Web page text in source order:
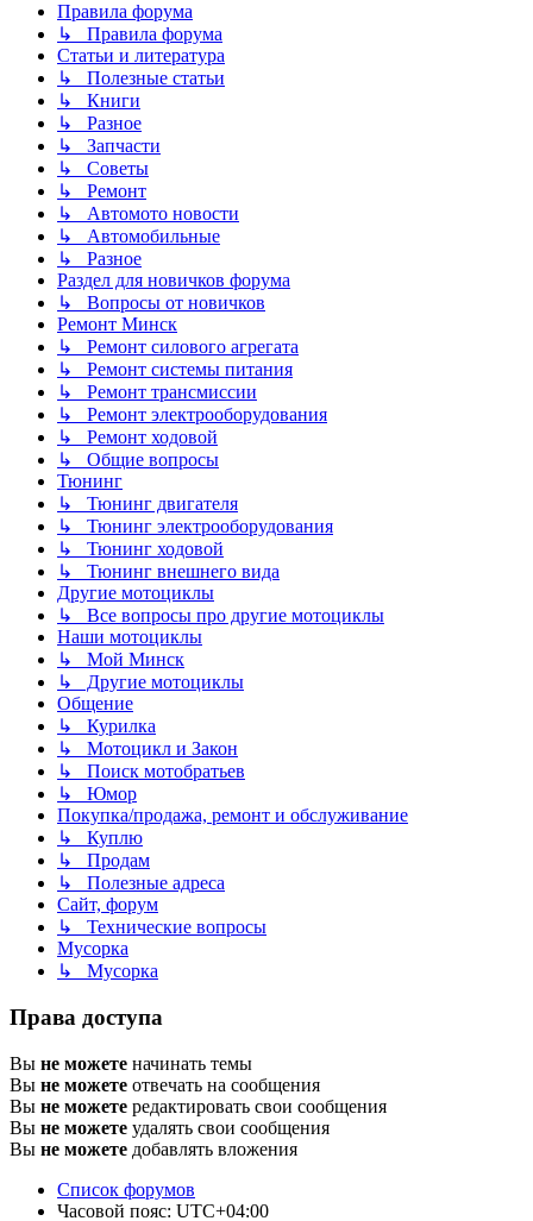
Правила форума
↳ Правила форума
Статьи и литература
↳ Полезные статьи
↳ Книги
↳ Разное
↳ Запчасти
↳ Советы
↳ Ремонт
↳ Автомото новости
↳ Автомобильные
↳ Разное
Раздел для новичков форума
↳ Вопросы от новичков
Ремонт Минск
↳ Ремонт силового агрегата
↳ Ремонт системы питания
↳ Ремонт трансмиссии
↳ Ремонт электрооборудования
↳ Ремонт ходовой
↳ Общие вопросы
Тюнинг
↳ Тюнинг двигателя
↳ Тюнинг электрооборудования
↳ Тюнинг ходовой
↳ Тюнинг внешнего вида
Другие мотоциклы
↳ Все вопросы про другие мотоциклы
Наши мотоциклы
↳ Мой Минск
↳ Другие мотоциклы
Общение
↳ Курилка
↳ Мотоцикл и Закон
↳ Поиск мотобратьев
↳ Юмор
Покупка/продажа, ремонт и обслуживание
↳ Куплю
↳ Продам
↳ Полезные адреса
Сайт, форум
↳ Технические вопросы
Мусорка
↳ Мусорка
Права доступа
Вы не можете начинать темы
Вы не можете отвечать на сообщения
Вы не можете редактировать свои сообщения
Вы не можете удалять свои сообщения
Вы не можете добавлять вложения
Список форумов
Часовой пояс: UTC+04:00